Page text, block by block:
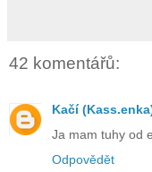
42 komentářů:
Kačí
Ja mam tuhy od
Odpovědět